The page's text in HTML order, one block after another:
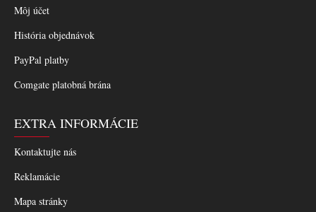
Môj účet
História objednávok
PayPal platby
Comgate platobná brána
EXTRA INFORMÁCIE
Kontaktujte nás
Reklamácie
Mapa stránky